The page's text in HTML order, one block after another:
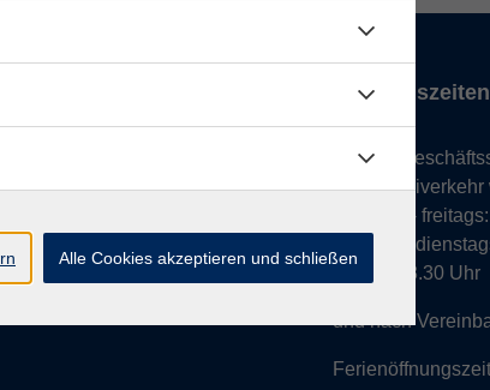
Land e. V.
land.de
Öffnungszeiten
Unsere
den Parteiverkehr
montags -
montags,
14.00 - 18.30 Uhr
und nach
Alle Cookies akzeptieren und schließen